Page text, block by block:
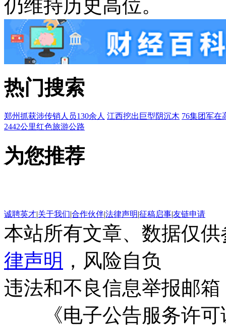
仍维持历史高位。
热门搜索
郑州抓获涉传销人员130余人 江西挖出巨型阴沉木 76集团军在
2442公里红色旅游公路
为您推荐
诚聘英才|关于我们|合作伙伴|法律声明|征稿启事|友链申请
本站所有文章、数据仅
律声明 ，风险自负
违法和不良信息举报邮箱
《电子公告服务许可